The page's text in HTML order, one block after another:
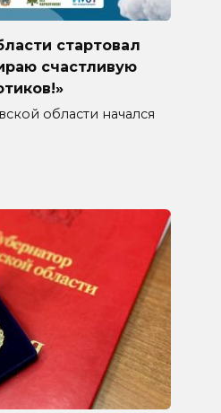
стартовал
счастливую
области начался